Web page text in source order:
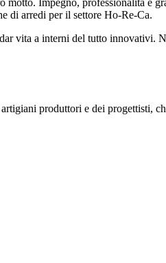
motto. Impegno, professionalità e
di arredi per il settore Ho-Re-Ca.
vita a interni del tutto innovativi.
produttori e dei progettisti,